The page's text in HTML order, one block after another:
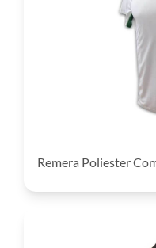
Remera Poliester